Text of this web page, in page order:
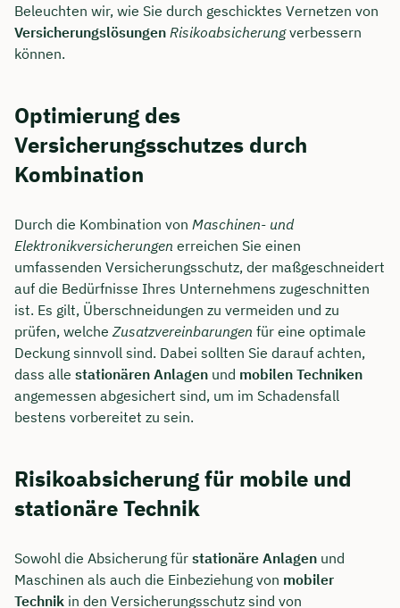
Beleuchten wir, wie Sie durch geschicktes Vernetzen von
Versicherungslösungen Risikoabsicherungverbessern
können.
Optimierung des
Versicherungsschutzes durch
Kombination
Durch die Kombination von Maschinen- und
Elektronikversicherungen erreichen Sie einen
umfassenden Versicherungsschutz, der maßgeschneidert
auf die Bedürfnisse Ihres Unternehmens zugeschnitten
ist. Es gilt, Überschneidungen zu vermeiden und zu
prüfen, welche Zusatzvereinbarungen für eine optimale
Deckung sinnvoll sind. Dabei sollten Sie darauf achten,
dass alle stationären Anlagen und mobilen Techniken
angemessen abgesichert sind, um im Schadensfall
bestens vorbereitet zu sein.
Risikoabsicherung für mobile und
stationäre Technik
Sowohl die Absicherung für stationäre Anlagen und
Maschinen als auch die Einbeziehung von mobiler
Technik in den Versicherungsschutz sind von